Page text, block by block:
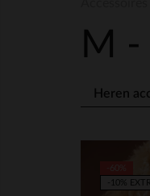
M -
Heren
-10%